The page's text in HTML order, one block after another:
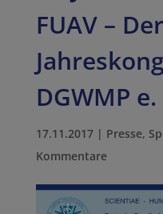
FUAV – Der
DGWMP e.
17.11.2017| Presse,
Kommentare